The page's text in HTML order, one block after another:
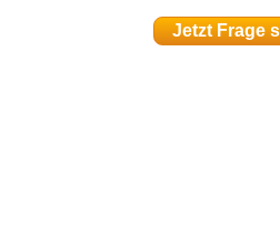
Jetzt Frage